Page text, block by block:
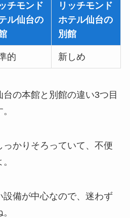
チモンド
ル仙台の
リッチモンド
ホテル仙台の
別館
的 新しめ
の本館と別館の違い3つ目
かりそろっていて、不便
設備が中心なので、迷わず